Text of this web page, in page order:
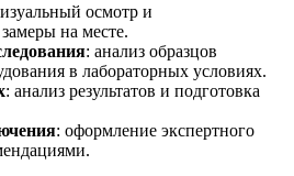
осмотр и
на месте.
: анализ образцов
в лабораторных условиях.
: анализ результатов и подготовка
: оформление экспертного